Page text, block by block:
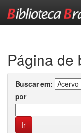
Página de
Buscar em:
por